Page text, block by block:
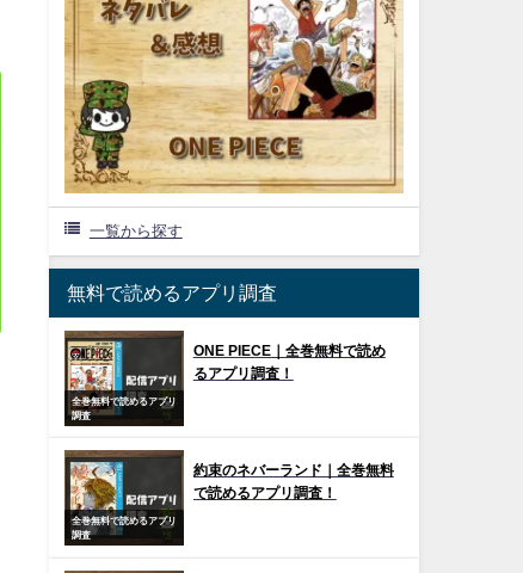
一覧から探す
無料で読めるアプリ調査
全巻無料で読めるアプリ
調査
ONE PIECE｜全巻無料で読め
るアプリ調査！
全巻無料で読めるアプリ
調査
約束のネバーランド｜全巻無料
で読めるアプリ調査！